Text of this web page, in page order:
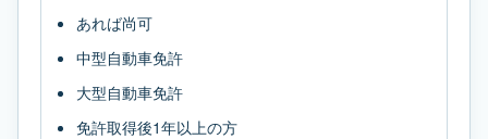
あれば尚可
中型自動車免許
大型自動車免許
免許取得後1年以上の方